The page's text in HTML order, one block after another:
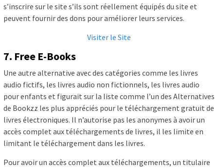
s’inscrire sur le site s’ils sont réellement équipés du site et
peuvent fournir des dons pour améliorer leurs services.
Visiter le Site
7. Free E-Books
Une autre alternative avec des catégories comme les livres
audio fictifs, les livres audio non fictionnels, les livres audio
pour enfants et figurait sur la liste comme l’un des Alternatives
de Bookzz les plus appréciés pour le téléchargement gratuit de
livres électroniques. Il n’autorise pas les anonymes à avoir un
accès complet aux téléchargements de livres, il les limite en
limitant le téléchargement dans les livres.
Pour avoir un accès complet aux téléchargements, un titulaire